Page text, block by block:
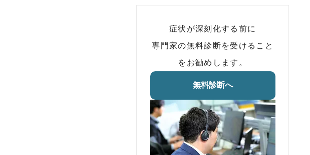
症状が深刻化する前に
専門家の無料診断を受けること
をお勧めします。
無料診断へ